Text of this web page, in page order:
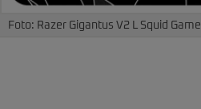
Foto: Razer Gigantus V2 L Squid Game